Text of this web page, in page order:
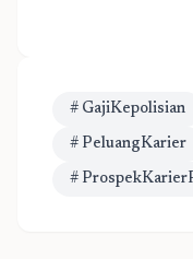
# GajiKepolisian
# PeluangKarier
#